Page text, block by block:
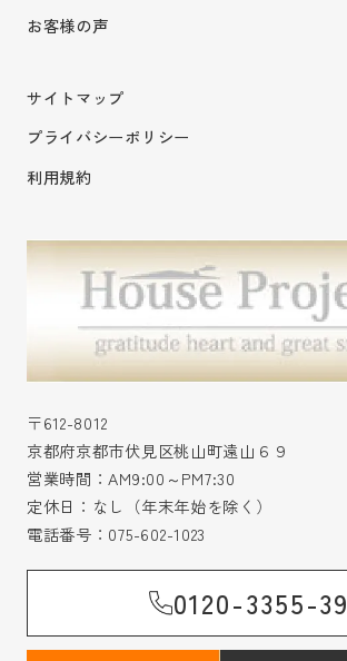
お客様の声
サイトマップ
プライバシーポリシー
利用規約
〒612-8012
京都府京都市伏見区桃山町遠山６９
営業時間：AM9:00～PM7:30
定休日：なし（年末年始を除く）
電話番号： 075-602-1023
0120-3355-39